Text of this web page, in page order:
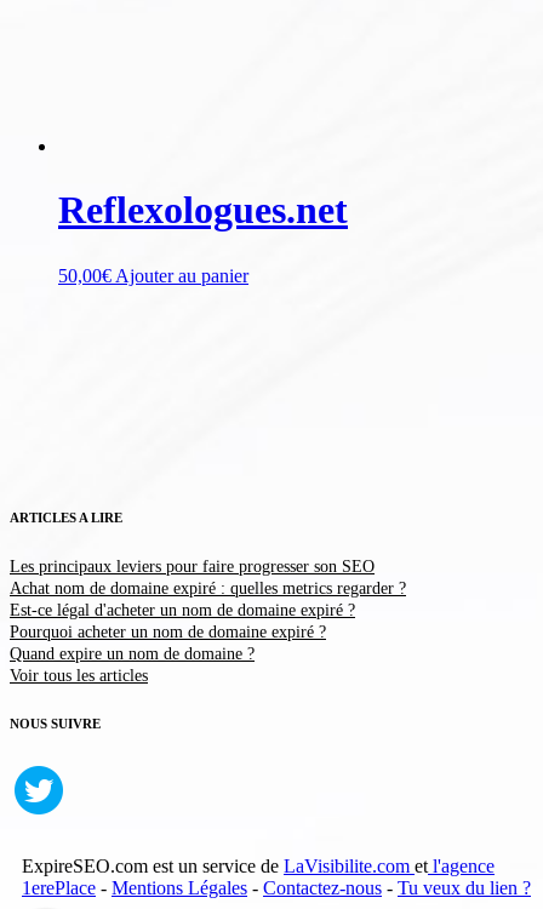
Reflexologues.net
50,00€ Ajouter au panier
ARTICLES A LIRE
Les principaux leviers pour faire progresser son SEO
Achat nom de domaine expiré : quelles metrics regarder ?
Est-ce légal d'acheter un nom de domaine expiré ?
Pourquoi acheter un nom de domaine expiré ?
Quand expire un nom de domaine ?
Voir tous les articles
NOUS SUIVRE
ExpireSEO.com est un service de LaVisibilite.com et l'agence
1erePlace - Mentions Légales - Contactez-nous - Tu veux du lien ?